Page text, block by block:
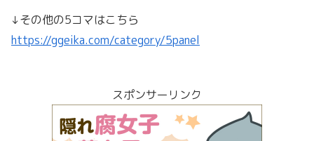
↓その他の5コマはこちら
https://ggeika.com/category/5panel
スポンサーリンク